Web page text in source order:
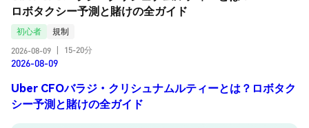
ロボタクシー予測と賭けの全ガイド
初心者
規制
2026-08-09
15-20分
2026-08-09
Uber CFOバラジ・クリシュナムルティーとは？ロボタク
シー予測と賭けの全ガイド